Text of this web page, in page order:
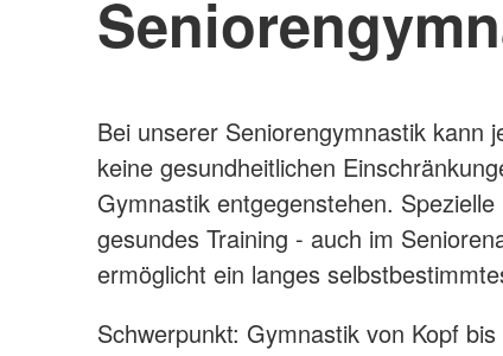
Bei unserer Seniorengymnastik kann
keine gesundheitlichen
Gymnastik entgegenstehen.
gesundes Training - auch im
ermöglicht ein langes
Schwerpunkt: Gymnastik von Kopf bis